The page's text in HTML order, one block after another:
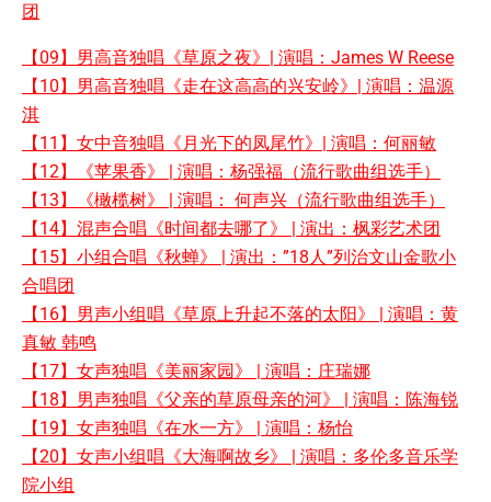
团
【09】男高音独唱《草原之夜》| 演唱：James W Reese
【10】男高音独唱《走在这高高的兴安岭》| 演唱：温源
淇
【11】女中音独唱《月光下的凤尾竹》| 演唱：何丽敏
【12】《苹果香》 | 演唱：杨强福（流行歌曲组选手）
【13】《橄榄树》 | 演唱： 何声兴（流行歌曲组选手）
【14】混声合唱《时间都去哪了》 | 演出：枫彩艺术团
【15】小组合唱《秋蝉》 | 演出：”18⼈”列治文山金歌小
合唱团
【16】男声小组唱《草原上升起不落的太阳》 | 演唱：黄
真敏 韩鸣
【17】女声独唱《美丽家园》 | 演唱：庄瑞娜
【18】男声独唱《父亲的草原母亲的河》 | 演唱：陈海锐
【19】女声独唱《在水一方》 | 演唱：杨怡
【20】女声小组唱《大海啊故乡》 | 演唱：多伦多音乐学
院小组